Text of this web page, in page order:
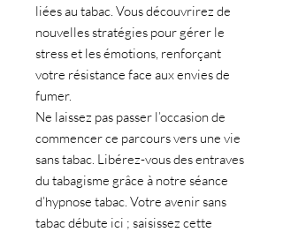
liées au tabac. Vous découvrirez de
nouvellesstratégies pour gérer le
stress et lesémotions, renforçant
votre résistance face aux envies de
fumer.
Ne laissez pas passer l’occasion de
commencer ce parcours vers une vie
sans tabac. Libérez-vous des entraves
du tabagisme grâce à notre séance
d’hypnose tabac. Votre avenir sans
tabac débute ici ; saisissez cette